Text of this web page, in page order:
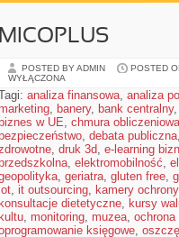
MICOPLUS
POSTED BY ADMIN POSTED
WYŁĄCZONA
analiza finansowa, analiza
, banery, bank centralny,
biznes w UE, chmura obliczeniowa
bezpieczeństwo, debata publiczna,
, druk 3d, e-learning
, elektromobilność,
, geriatra, gluten free,
, it outsourcing, kamery ochrony
konsultacje dietetyczne, kursy
kultu, monitoring, muzea, ochrona
księgowe,